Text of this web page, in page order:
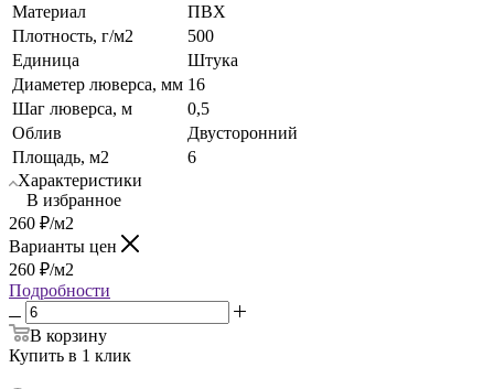
Материал
ПВХ
Плотность, г/м2
500
Единица
Штука
Диаметер люверса, мм 16
Шаг люверса, м
0,5
Облив
Двусторонний
Площадь, м2
6
Характеристики
В избранное
260 ₽/м2
Варианты цен
260 ₽/м2
Подробности
В корзину
Купить в 1 клик